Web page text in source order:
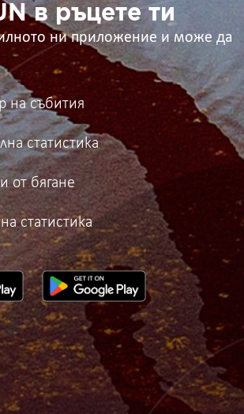
в ръцете ти
ни приложение и може да
на събития
статистика
от бягане
статистика